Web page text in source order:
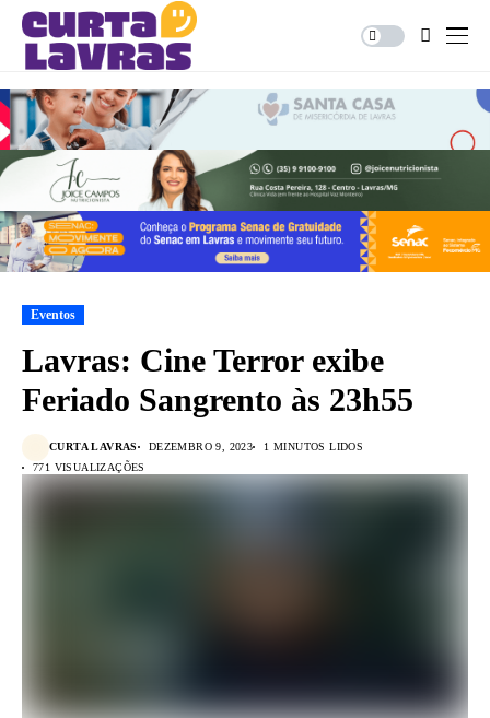
Eventos
Lavras: Cine Terror exibe
Feriado Sangrento às 23h55
CURTA LAVRAS DEZEMBRO 9, 2023
1 MINUTOS LIDOS
771 VISUALIZAÇÕES